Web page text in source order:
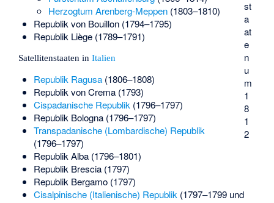
st
a
at
e
n
u
m
1
8
1
2
Herzogtum Arenberg-Meppen (1803–1810)
Republik von Bouillon (1794–1795)
Republik Liège (1789–1791)
Satellitenstaaten inItalien
Republik Ragusa(1806–1808)
Republik von Crema (1793)
Cispadanische Republik(1796–1797)
Republik Bologna (1796–1797)
Transpadanische (Lombardische) Republik
(1796–1797)
Republik Alba (1796–1801)
Republik Brescia (1797)
Republik Bergamo (1797)
Cisalpinische (Italienische) Republik(1797–1799 und